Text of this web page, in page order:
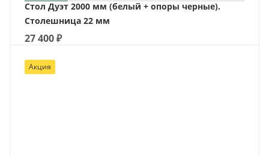
Стол Дуэт 2000 мм (белый + опоры черные).
Столешница 22 мм
27 400₽
Акция